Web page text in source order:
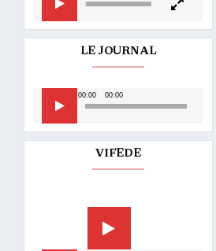
LE JOURNAL
audio
00:00 00:00
VIFEDE